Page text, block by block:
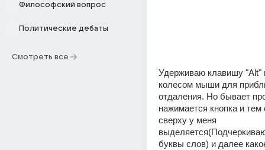
Философский вопрос
Политические дебаты
Смотреть все
Удерживаю клавишу "Alt"
колесом мыши для
отдаления. Но бывает
нажимается кнопка и
сверху у меня
буквы слов) и далее